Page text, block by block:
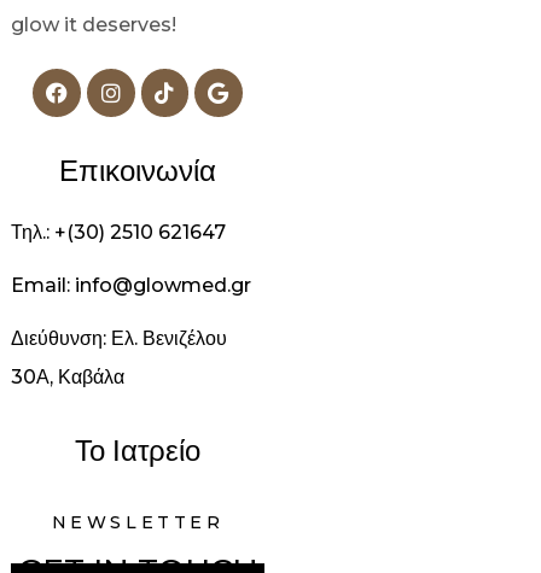
glow it deserves!
Επικοινωνία
Τηλ.: +(30) 2510 621647
Email: info@glowmed.gr
Διεύθυνση: Ελ. Βενιζέλου
30Α, Καβάλα
Το Ιατρείο
NEWSLETTER